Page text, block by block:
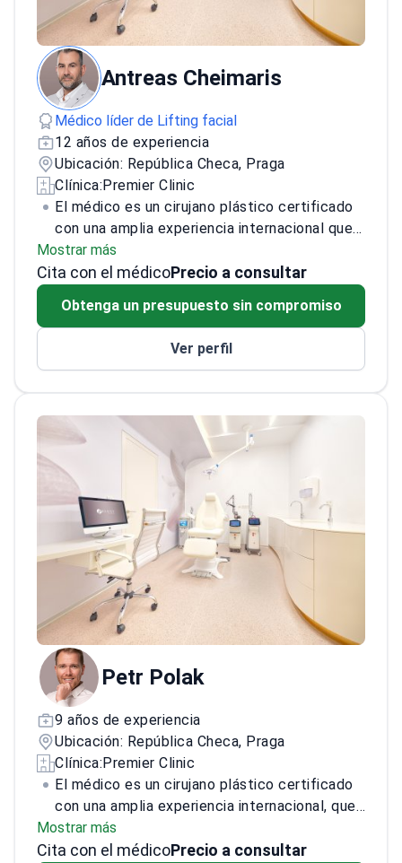
Antreas Cheimaris
Médico líder de Lifting facial
12 años de experiencia
Ubicación: República Checa, Praga
Clínica:Premier Clinic
El médico es un cirujano plástico certificado
con una amplia experiencia internacional que
cubre todo el espectro de procedimientos de
cirugía plástica. Especializado en
desarrollado un enfoque particular en
incluidas las realizadas bajo anestesia
instituciones prestigiosas, incluido el Hospital
Universitario Bulovka, el Hospital Universitario
St. Anna en Brno y varias clínicas estéticas
especializadas. El médico mantiene un
compromiso con el desarrollo profesional a
través de la formación continua, incluyendo
clases magistrales sobre rejuvenecimiento
facial y cursos avanzados de anatomía facial
en Melbourne, asegurando la aplicación de
técnicas modernas en cirugía estética.
Mostrar más
Cita con el médicoPrecio a consultar
Obtenga un presupuesto sin compromiso
Ver perfil
Petr Polak
9 años de experiencia
Ubicación: República Checa, Praga
Clínica:Premier Clinic
El médico es un cirujano plástico certificado
con una amplia experiencia internacional, que
incluye práctica clínica en Suiza y EE. UU.
Especializado en estética mamaria,
Mostrar más
Cita con el médicoPrecio a consultar